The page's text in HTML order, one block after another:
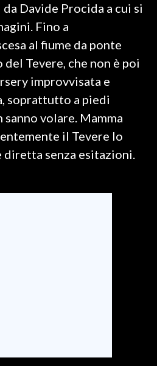
Davide Procida a cui si
Fino a
al fiume da ponte
Tevere, che non è poi
improvvisata e
soprattutto a piedi
volare. Mamma
il Tevere lo
diretta senza esitazioni.